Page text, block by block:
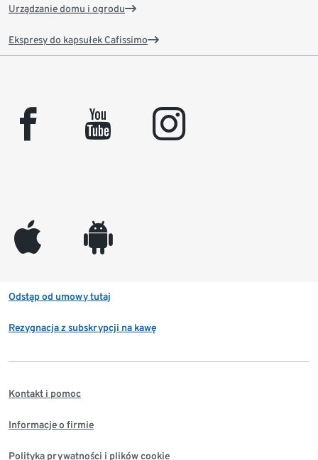
Urządzanie domu i ogrodu
Ekspresy do kapsułek Cafissimo
facebook youtube instagram
appleinc android
Odstąp od umowy tutaj
Rezygnacja z subskrypcji na kawę
Kontakt i pomoc
Informacje o firmie
Polityka prywatności i plików cookie